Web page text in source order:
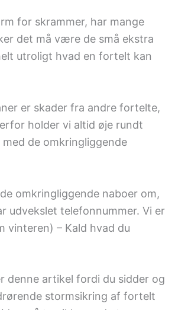
for skrammer, har mange
det må være de små ekstra
utroligt hvad en fortelt kan
er skader fra andre fortelte,
holder vi altid øje rundt
de omkringliggende
omkringliggende naboer om,
udvekslet telefonnummer. Vi er
vinteren) – Kald hvad du
denne artikel fordi du sidder og
stormsikring af fortelt